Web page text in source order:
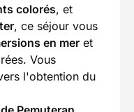
colorés, et
, ce séjour vous
en mer et
Vous
l'obtention du